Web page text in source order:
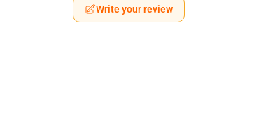
Write your review